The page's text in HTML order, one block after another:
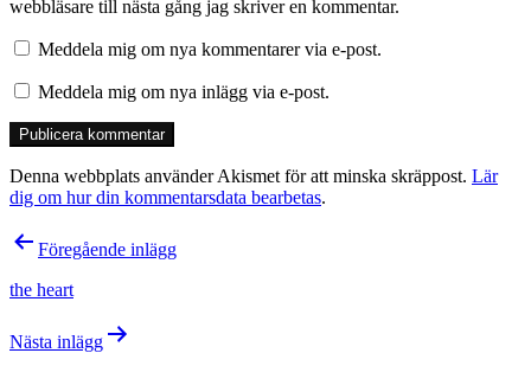
webbläsare till nästa gång jag skriver en kommentar.
Meddela mig om nya kommentarer via e-post.
Meddela mig om nya inlägg via e-post.
Denna webbplats använder Akismet för att minska skräppost. Lär
dig om hur din kommentarsdata bearbetas.
Inläggsnavigering
Föregående inlägg
the heart
Nästa inlägg